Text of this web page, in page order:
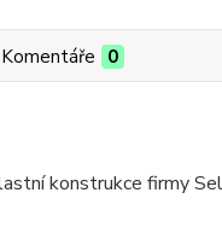
Komentáře 0
konstrukce firmy